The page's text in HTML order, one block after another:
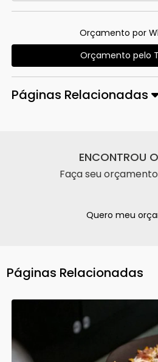
Orçamento por
Orçamento pelo
Páginas Relacionadas
ENCONTROU
Faça seu
Quero meu
Páginas Relacionadas